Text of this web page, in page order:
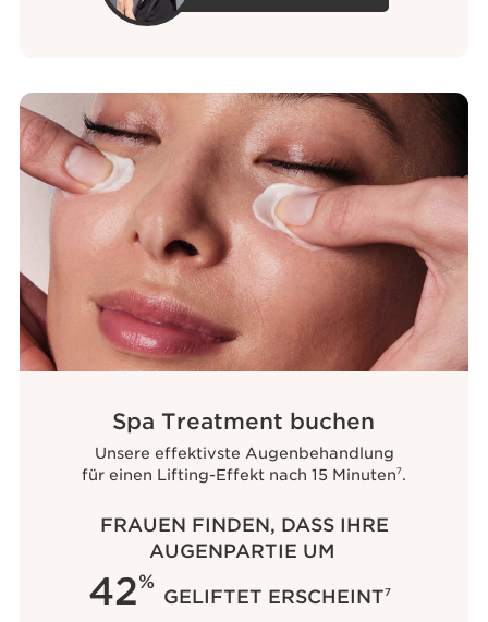
Spa Treatment buchen
Unsere effektivste Augenbehandlung
für einen Lifting-Effekt nach 15 Minuten7.
FRAUEN FINDEN, DASS IHRE
AUGENPARTIE UM
42%
GELIFTET ERSCHEINT7